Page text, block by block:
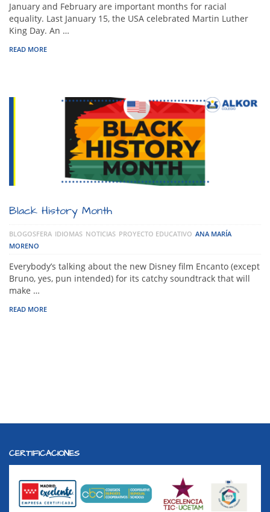
January and February are important months for racial
equality. Last January 15, the USA celebrated Martin Luther
King Day. An …
READ MORE
Black History Month
BLOGOSFERA IDIOMAS NOTICIAS PROYECTO EDUCATIVO ANA MARÍA
MORENO
Everybody’s talking about the new Disney film Encanto (except
Bruno, yes, pun intended) for its catchy soundtrack that will
make …
READ MORE
CERTIFICACIONES